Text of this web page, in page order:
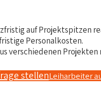
auf Projektspitzen
Personalkosten.
verschiedenen
stellenLeiharbeiter